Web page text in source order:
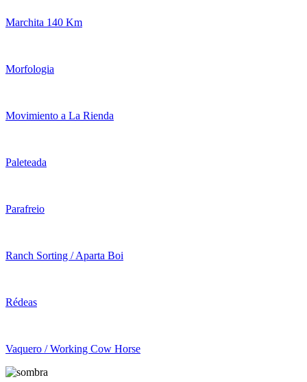
Marchita 140 Km
Morfologia
Movimiento a La Rienda
Paleteada
Parafreio
Ranch Sorting / Aparta Boi
Rédeas
Vaquero / Working Cow Horse